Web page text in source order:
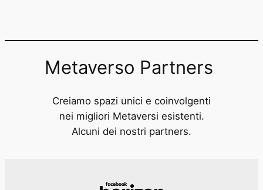
Metaverso Partners
Creiamo spazi unici e coinvolgenti
nei migliori Metaversi esistenti.
Alcuni dei nostri partners.